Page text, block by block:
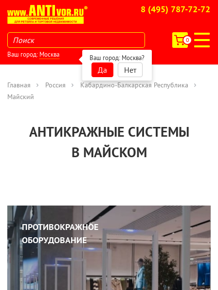
8 (495) 787-72-72
0
Ваш город: Москва Ваш город: Москва?
Да Нет
Главная Россия
Кабардино-Балкарская Республика
Майский
АНТИКРАЖНЫЕ СИСТЕМЫ
В МАЙСКОМ
ПРОТИВОКРАЖНОЕ
ОБОРУДОВАНИЕ